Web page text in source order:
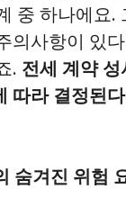
중 하나에요.
의사항이 있
. 전세 계약
따라 결정된다
숨겨진 위험